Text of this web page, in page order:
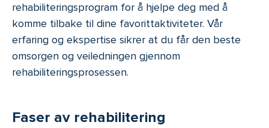
rehabiliteringsprogram for å hjelpe deg med å
komme tilbake til dine favorittaktiviteter. Vår
erfaring og ekspertise sikrer at du får den beste
omsorgen og veiledningen gjennom
rehabiliteringsprosessen.
Faser av rehabilitering